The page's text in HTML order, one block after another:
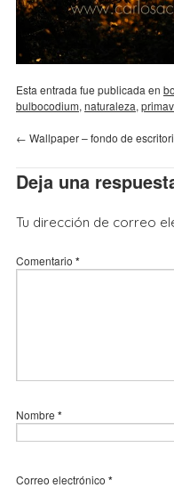
Esta entrada fue publicada en
bulbocodium, naturaleza,
← Wallpaper – fondo de
Deja una
Tu dirección de correo
Comentario *
Nombre *
Correo electrónico *